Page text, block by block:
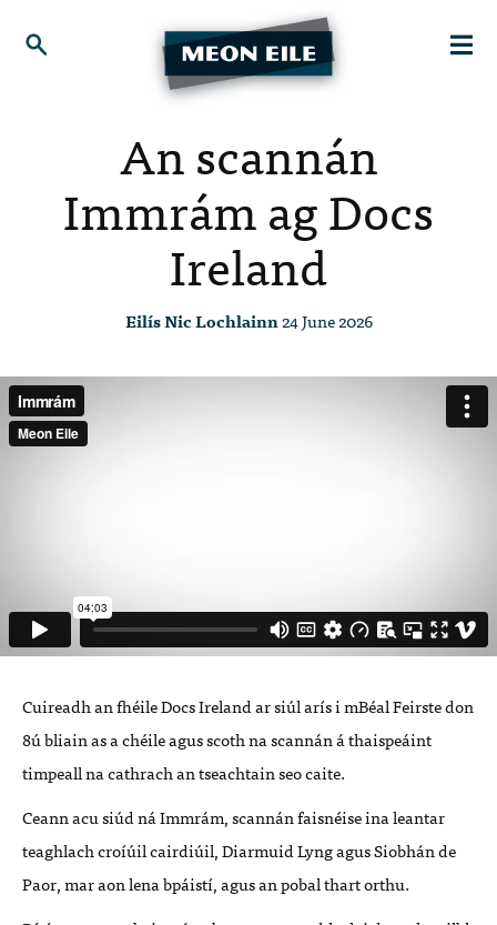
An scannán
Immrám ag Docs
Ireland
Eilís Nic Lochlainn24 June 2026
Cuireadh an fhéile Docs Ireland ar siúl arís i mBéal Feirste don
8ú bliain as a chéile agus scoth na scannán á thaispeáint
timpeall na cathrach an tseachtain seo caite.
Ceann acu siúd ná Immrám, scannán faisnéise ina leantar
teaghlach croíúil cairdiúil, Diarmuid Lyng agus Siobhán de
Paor, mar aon lena bpáistí, agus an pobal thart orthu.